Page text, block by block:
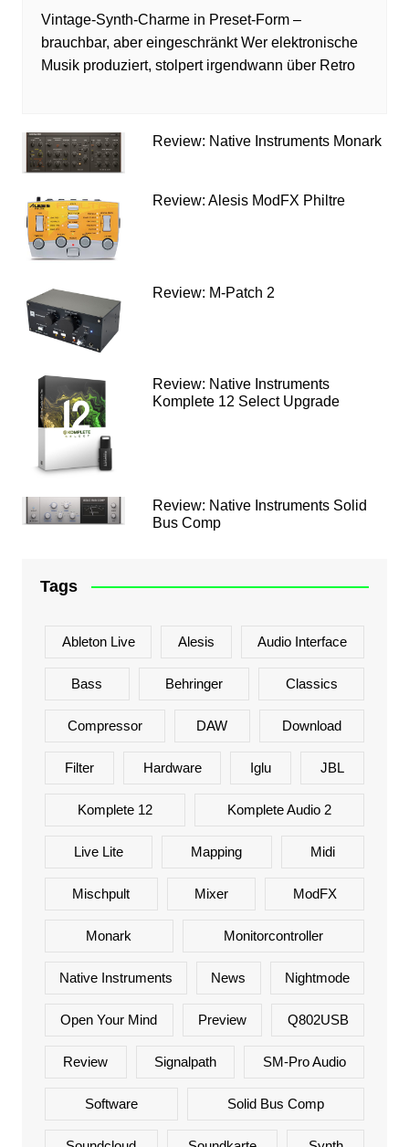
Vintage-Synth-Charme in Preset-Form –
brauchbar, aber eingeschränkt Wer elektronische
Musik produziert, stolpert irgendwann über Retro
Review: Native Instruments Monark
Review: Alesis ModFX Philtre
Review: M-Patch 2
Review: Native Instruments
Komplete 12 Select Upgrade
Review: Native Instruments Solid
Bus Comp
Tags
Ableton Live Alesis Audio Interface
Bass Behringer Classics
Compressor DAW Download
Filter Hardware Iglu JBL
Komplete 12 Komplete Audio 2
Live Lite Mapping Midi
Mischpult Mixer ModFX
Monark Monitorcontroller
Native Instruments News Nightmode
Open Your Mind Preview Q802USB
Review Signalpath SM-Pro Audio
Software Solid Bus Comp